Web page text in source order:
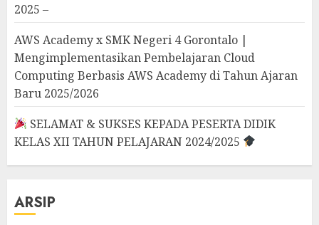
2025 –
AWS Academy x SMK Negeri 4 Gorontalo |
Mengimplementasikan Pembelajaran Cloud
Computing Berbasis AWS Academy di Tahun Ajaran
Baru 2025/2026
SELAMAT & SUKSES KEPADA PESERTA DIDIK
KELAS XII TAHUN PELAJARAN 2024/2025
ARSIP